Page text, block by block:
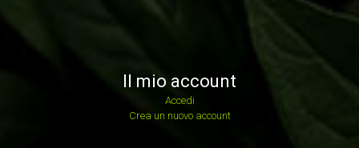
Il mio account
Accedi
Crea un nuovo account